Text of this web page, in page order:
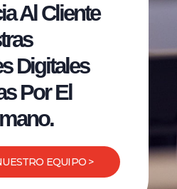
Al Cliente
Digitales
Por El
EQUIPO >